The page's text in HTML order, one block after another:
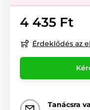
4 435 Ft
Érdeklődés az
Tanácsra